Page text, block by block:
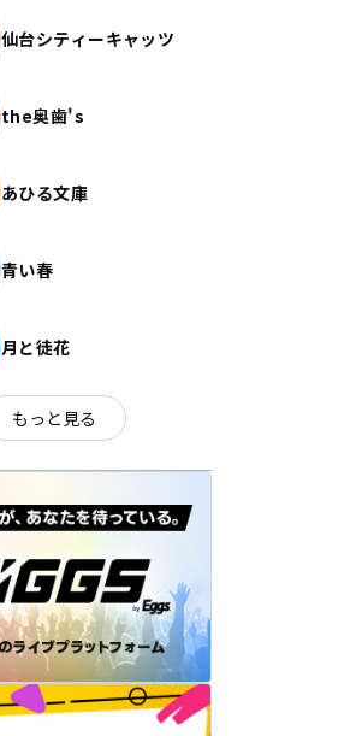
仙台シティーキャッツ
the奥歯's
あひる文庫
青い春
月と徒花
もっと見る